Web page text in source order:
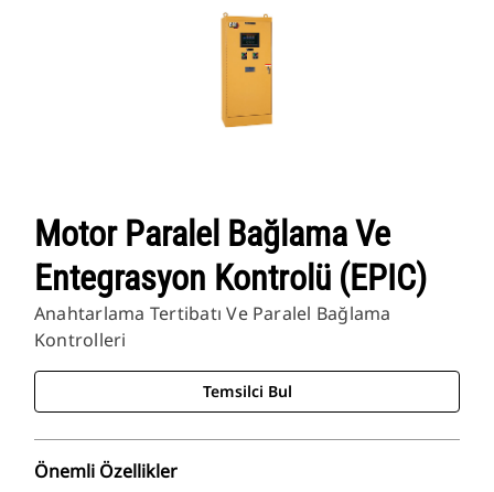
Motor Paralel Bağlama Ve
Entegrasyon Kontrolü (EPIC)
Anahtarlama Tertibatı Ve Paralel Bağlama
Kontrolleri
Temsilci Bul
Önemli Özellikler